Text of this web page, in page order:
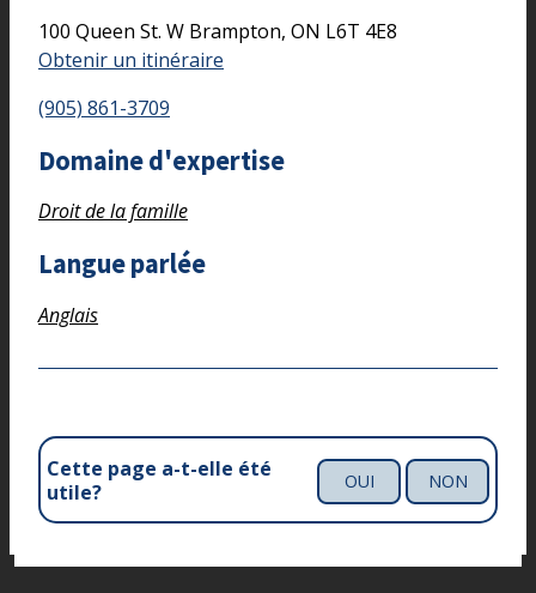
100 Queen St. W Brampton, ON L6T 4E8
Obtenir un itinéraire
(905) 861-3709
Domaine d'expertise
Droit de la famille
Langue parlée
Anglais
Cette page a-t-elle été
utile?
OUI NON